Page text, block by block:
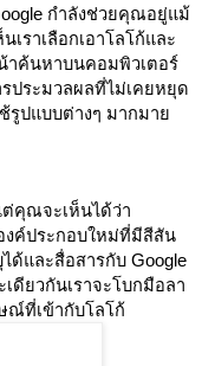
กำลังช่วยคุณอยู่แม้
ราเลือกเอาโลโก้และ
าค้นหาบนคอมพิวเตอร์
ประมวลผลที่ไม่เคยหยุด
รูปแบบต่างๆ มากมาย
คุณจะเห็นได้ว่า
งค์ประกอบใหม่ที่มีสีสัน
ด้และสื่อสารกับ Google
ยวกันเราจะโบกมือลา
ณ์ที่เข้ากับโลโก้